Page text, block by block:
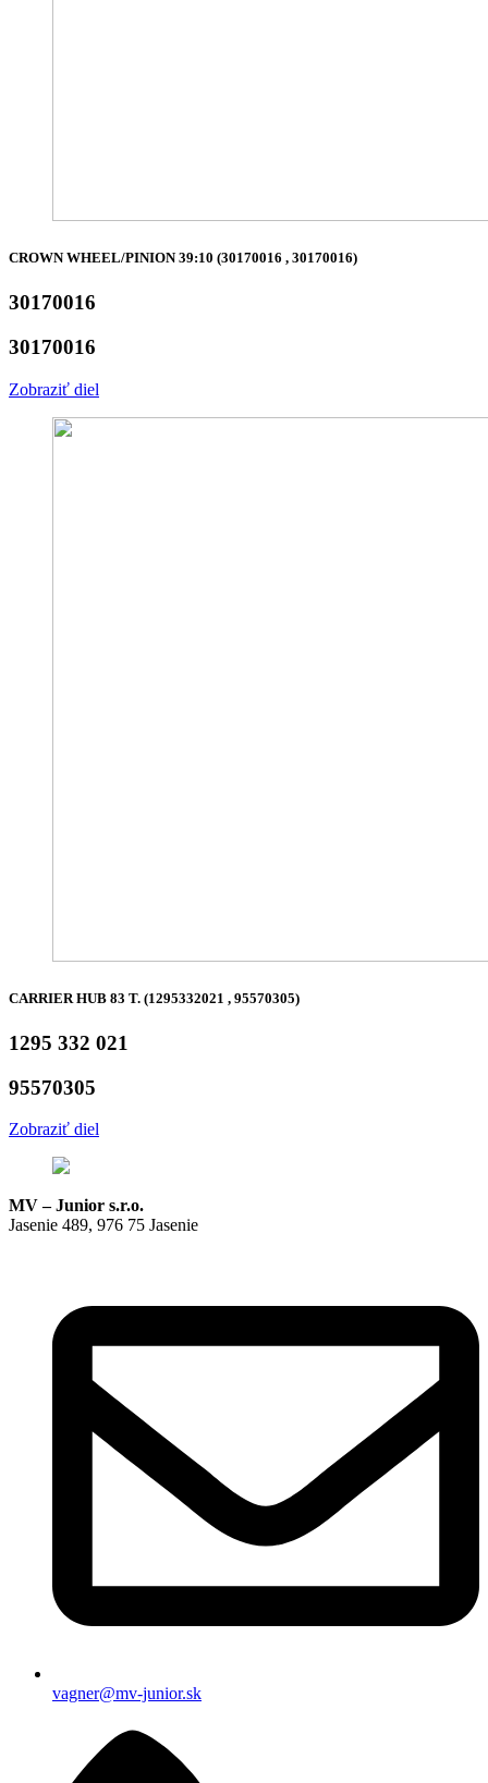
CROWN WHEEL/PINION 39:10 (30170016 , 30170016)
30170016
30170016
Zobraziť diel
CARRIER HUB 83 T. (1295332021 , 95570305)
1295 332 021
95570305
Zobraziť diel
MV – Junior s.r.o.
Jasenie 489, 976 75 Jasenie
vagner@mv-junior.sk